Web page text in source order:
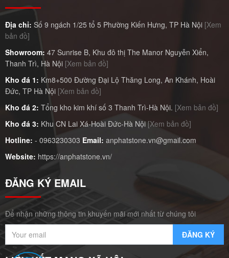
Địa chỉ: Số 9 ngách 1/25 tổ 5 Phường Kiến Hưng, TP Hà Nội [Xem
bản đồ]
Showroom: 47 Sunrise B, Khu đô thị The Manor Nguyễn Xiển,
Thanh Trì, Hà Nội [Xem bản đồ]
Kho đá 1: Km8+500 Đường Đại Lộ Thăng Long, An Khánh, Hoài
Đức, TP Hà Nội [Xem bản đồ]
Kho đá 2: Tổng kho kim khí số 3 Thanh Trì-Hà Nội. [Xem bản đồ]
Kho đá 3: Khu CN Lai Xá-Hoài Đức-Hà Nội [Xem bản đồ]
Hotline: - 0963230303 Email: anphatstone.vn@gmail.com
Website: https://anphatstone.vn/
ĐĂNG KÝ EMAIL
Để nhận những thông tin khuyến mãi mới nhất từ chúng tôi